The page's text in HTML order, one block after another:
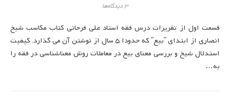
3 دیدگاه‌ها
قسمت اول از تقریرات درس فقه استاد علی فرحانی کتاب مکاسب شیخ
انصاری از ابتدای "بیع" که حدودا 5 سال از نوشتن آن می گذارد. کیفیت
استدلال شیخ و بررسی معنای بیع در معاملات روش معناشناسی در فقه را
به…